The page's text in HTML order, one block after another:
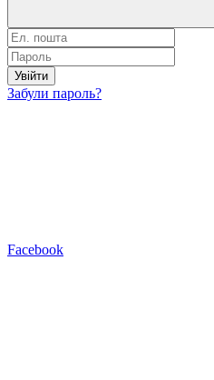
Увійти
Забули пароль?
Facebook